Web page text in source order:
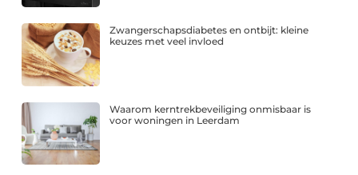
Zwangerschapsdiabetes en ontbijt: kleine
keuzes met veel invloed
Waarom kerntrekbeveiliging onmisbaar is
voor woningen in Leerdam